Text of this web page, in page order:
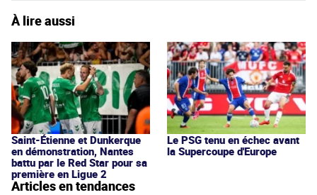
À lire aussi
Saint-Étienne et Dunkerque
en démonstration, Nantes
battu par le Red Star pour sa
première en Ligue 2
Le PSG tenu en échec avant
la Supercoupe d'Europe
Articles en tendances